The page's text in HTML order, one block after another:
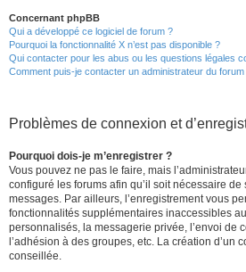
Concernant phpBB
Qui a développé ce logiciel de forum ?
Pourquoi la fonctionnalité X n’est pas disponible ?
Qui contacter pour les abus ou les questions légales
Comment puis-je contacter un administrateur du forum
Problèmes de connexion et
Pourquoi dois-je m’enregistrer ?
Vous pouvez ne pas le faire, mais
configuré les forums afin qu’il soit nécessaire de
messages. Par ailleurs, l’enregistrement vous
fonctionnalités supplémentaires inaccessibles
personnalisés, la messagerie privée, l’envoi de
l’adhésion à des groupes, etc. La création d’un
conseillée.